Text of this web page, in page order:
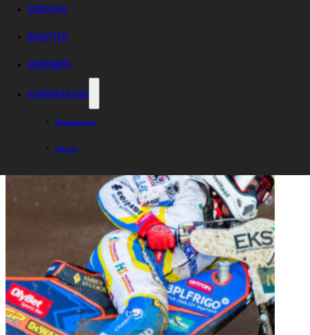
STATISTIK
BILJETTER
PARTNERS
KONTAKTA OSS
Kontakta oss
Om oss